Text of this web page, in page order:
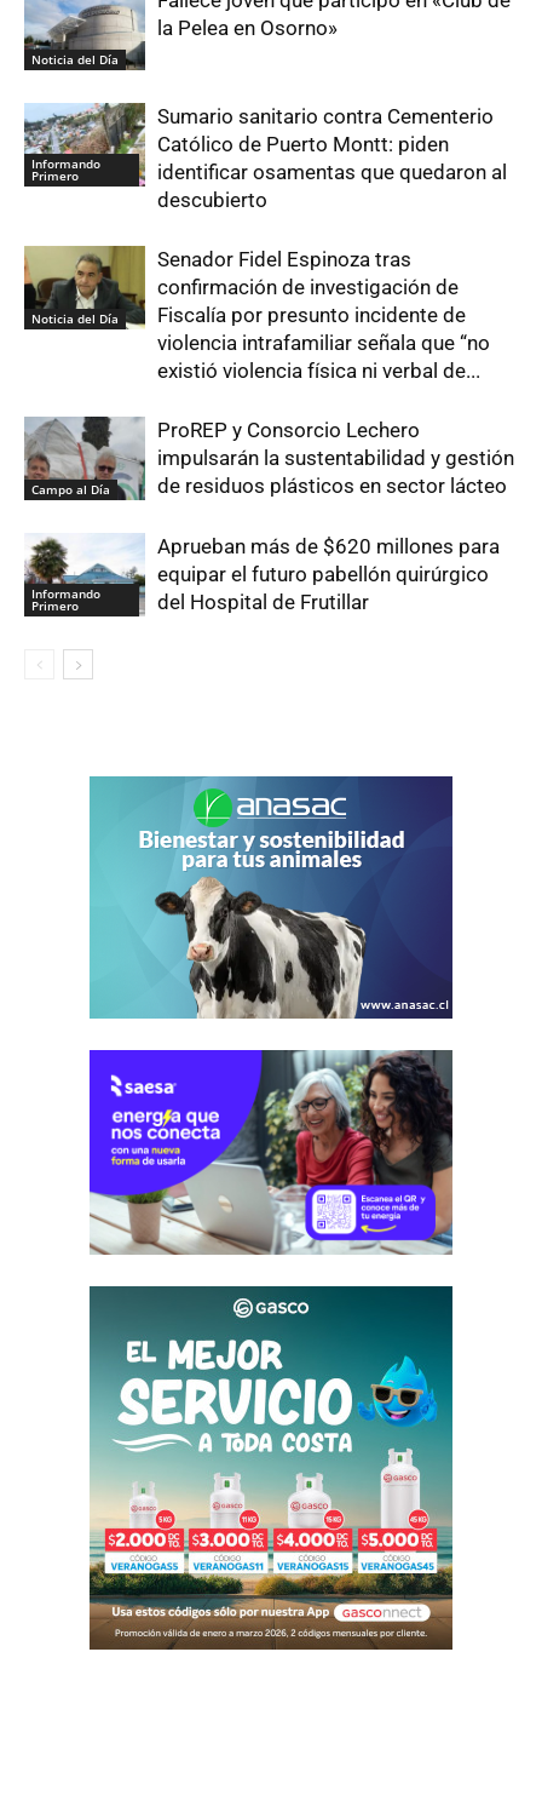
Noticia del Día
la Pelea en Osorno»
Informando
Primero
Sumario sanitario contra Cementerio
Católico de Puerto Montt: piden
identificar osamentas que quedaron al
descubierto
Noticia del Día
Senador Fidel Espinoza tras
confirmación de investigación de
Fiscalía por presunto incidente de
violencia intrafamiliar señala que “no
existió violencia física ni verbal de...
Campo al Día
ProREP y Consorcio Lechero
impulsarán la sustentabilidad y gestión
de residuos plásticos en sector lácteo
Informando
Primero
Aprueban más de $620 millones para
equipar el futuro pabellón quirúrgico
del Hospital de Frutillar